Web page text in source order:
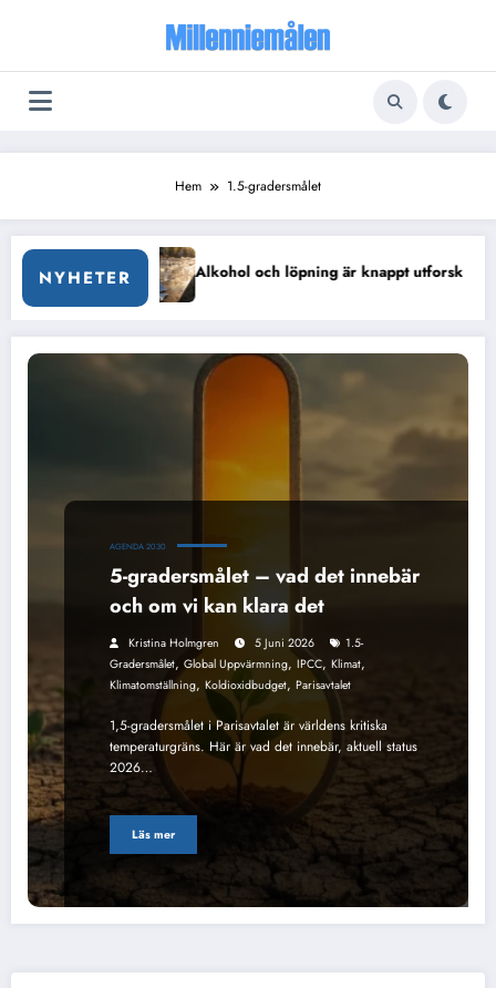
Hem 1.5-gradersmålet
NYHETER Alkohol och löpning är knappt utforskat av
AGENDA 2030
5-gradersmålet – vad det innebär
och om vi kan klara det
Kristina Holmgren 5 Juni 2026
1.5-
Gradersmålet, Global Uppvärmning, IPCC, Klimat,
Klimatomställning, Koldioxidbudget, Parisavtalet
1,5-gradersmålet i Parisavtalet är världens kritiska
temperaturgräns. Här är vad det innebär, aktuell status
2026…
Läs mer